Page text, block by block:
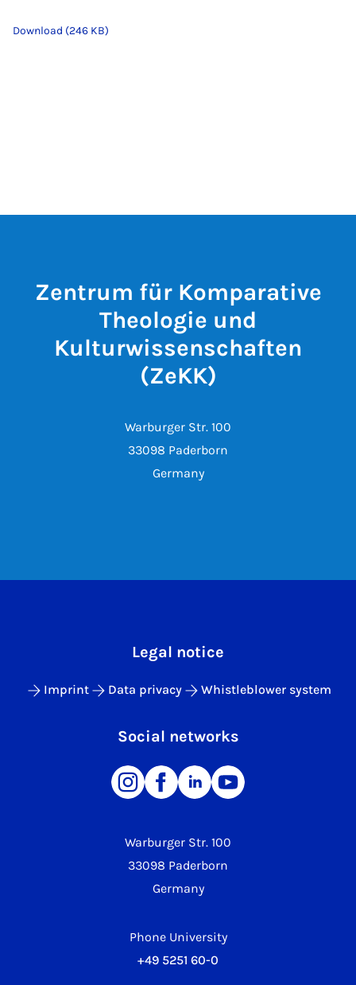
Download (246 KB)
Zentrum für Komparative
Theologie und
Kulturwissenschaften
(ZeKK)
Warburger Str. 100
33098 Paderborn
Germany
Warburger Str. 100
33098 Paderborn
Germany
Phone University
+49 5251 60-0
Legal notice
Imprint Data privacy Whistleblower system
Social networks